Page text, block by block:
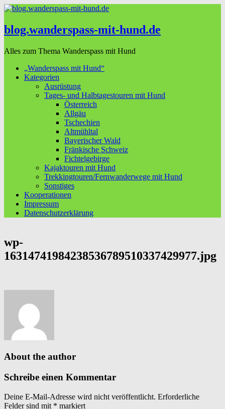
blog.wanderspass-mit-hund.de
Alles zum Thema Wanderspass mit Hund
„Wanderspass mit Hund“
Kategorien
Ausrüstung
Tages- und Halbtagestouren mit Hund
Österreich
Allgäu
Tschechien
Altmühltal
Bayerischer Wald
Fränkische Schweiz
Fichtelgebirge
Kajaktouren mit Hund
Trekkingtouren/Fernwanderwege mit Hund
Sonstiges
Kooperationen
Impressum
Datenschutzerklärung
wp-
16314741984238536789510337429977.jpg
About the author
Schreibe einen Kommentar
Deine E-Mail-Adresse wird nicht veröffentlicht. Erforderliche
Felder sind mit * markiert